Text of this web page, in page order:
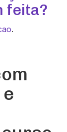
feita?
.